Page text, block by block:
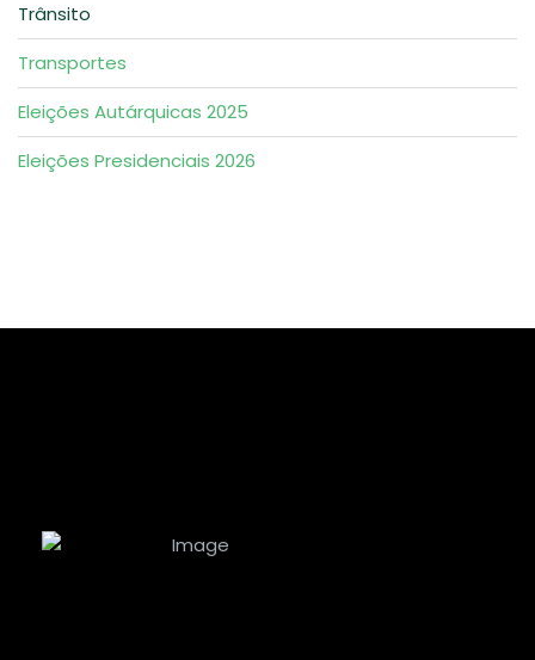
Trânsito
Transportes
Eleições Autárquicas 2025
Eleições Presidenciais 2026